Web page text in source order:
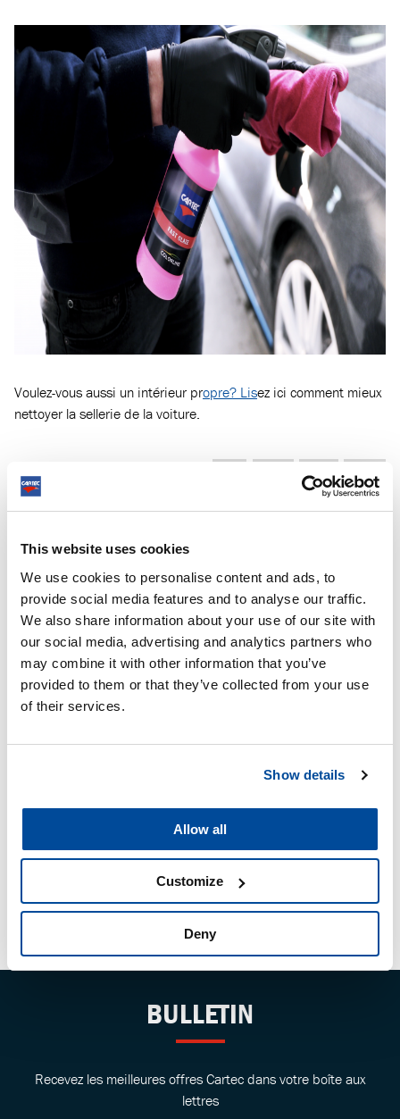
This website uses cookies
We use cookies to personalise content and ads, to
provide social media features and to analyse our traffic.
We also share information about your use of our site with
our social media, advertising and analytics partners who
may combine it with other information that you’ve
provided to them or that they’ve collected from your use
of their services.
Show details
Allow all
Customize
Deny
Voulez-vous aussi un intérieur propre? Lisez ici comment mieux
nettoyer la sellerie de la voiture.
BRAM WILLEMSEN
Responsible for the online marketing at Cartec. He
likes to write about new product introductions and
keeps a close eye on developments in the car care
branche. Is a lover of good content.
BULLETIN
Recevez les meilleures offres Cartec dans votre boîte aux
lettres